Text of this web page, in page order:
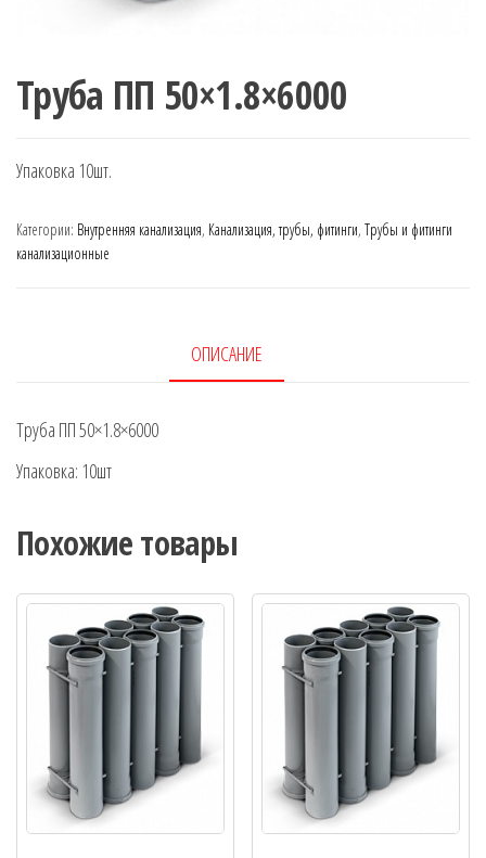
Труба ПП 50×1.8×6000
Упаковка 10шт.
Категории: Внутренняя канализация, Канализация, трубы, фитинги, Трубы и фитинги
канализационные
ОПИСАНИЕ
Труба ПП 50×1.8×6000
Упаковка: 10шт
Похожие товары